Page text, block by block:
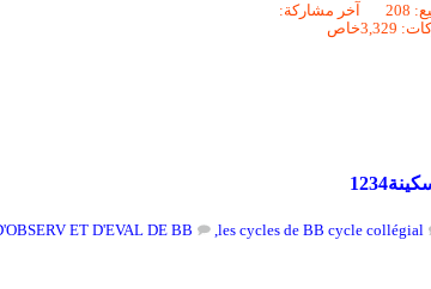
3,329
آخر مشاركة:
خاص
les cycles de BB cycle collégial
,
ET D'EVAL DE BB